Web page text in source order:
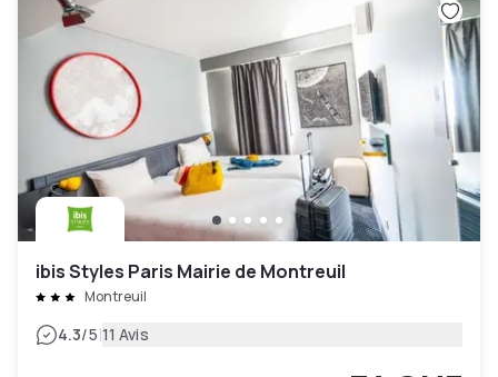
ibis Styles Paris Mairie de Montreuil
Montreuil
4.3/5|11 Avis